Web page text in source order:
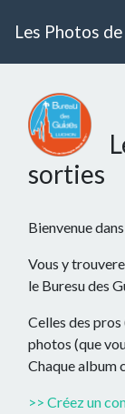
Les Photos
sorties
Bienvenue
Vous y
le Buresu des
Celles des
photos (que
Chaque album
>> Créez un